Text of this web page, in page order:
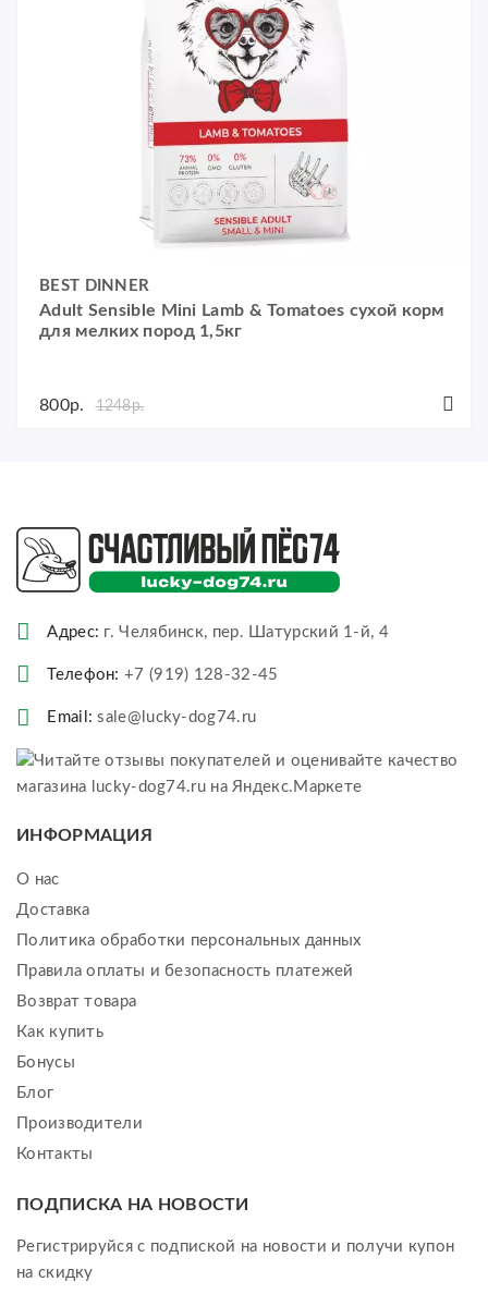
BEST DINNER
Adult Sensible Mini Lamb & Tomatoes сухой корм
для мелких пород 1,5кг
800р. 1248р.
Адрес: г. Челябинск, пер. Шатурский 1-й, 4
Телефон: +7 (919) 128-32-45
Email: sale@lucky-dog74.ru
ИНФОРМАЦИЯ
О нас
Доставка
Политика обработки персональных данных
Правила оплаты и безопасность платежей
Возврат товара
Как купить
Бонусы
Блог
Производители
Контакты
ПОДПИСКА НА НОВОСТИ
Регистрируйся с подпиской на новости и получи купон
на скидку